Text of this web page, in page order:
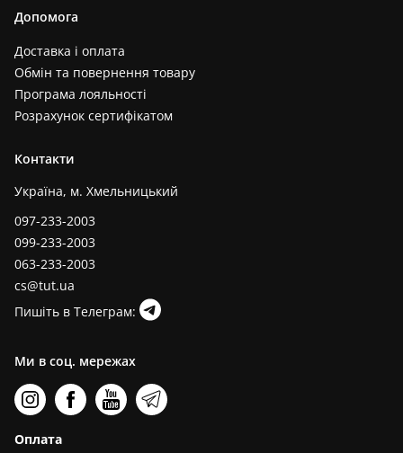
Допомога
Доставка і оплата
Обмін та повернення товару
Програма лояльності
Розрахунок сертифікатом
Контакти
Україна, м. Хмельницький
097-233-2003
099-233-2003
063-233-2003
cs@tut.ua
Пишіть в Телеграм:
Ми в соц. мережах
Оплата